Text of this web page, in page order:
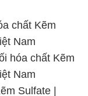
Kẽm
Nam
HÓA CHẤT